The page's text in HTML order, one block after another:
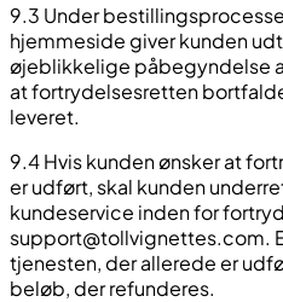
9.3 Under
hjemmeside giver kunden
øjeblikkelige påbegyndelse
at fortrydelsesretten
leveret.
9.4 Hvis kunden ønsker at
er udført, skal kunden
kundeservice inden for
support@tollvignettes.com.
tjenesten, der allerede er
beløb, der refunderes.